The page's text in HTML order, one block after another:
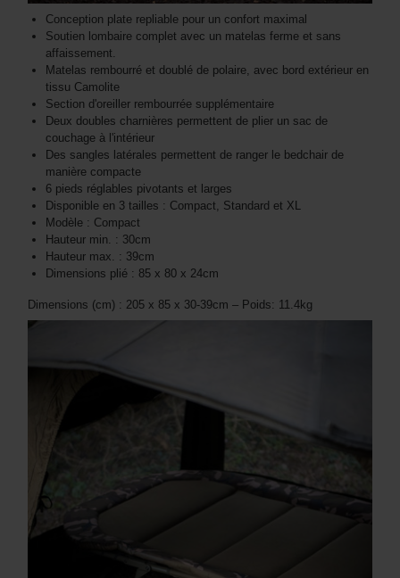
Conception plate repliable pour un confort maximal
Soutien lombaire complet avec un matelas ferme et sans
affaissement.
Matelas rembourré et doublé de polaire, avec bord extérieur en
tissu Camolite
Section d'oreiller rembourrée supplémentaire
Deux doubles charnières permettent de plier un sac de
couchage à l'intérieur
Des sangles latérales permettent de ranger le bedchair de
manière compacte
6 pieds réglables pivotants et larges
Disponible en 3 tailles : Compact, Standard et XL
Modèle : Compact
Hauteur min. : 30cm
Hauteur max. : 39cm
Dimensions plié : 85 x 80 x 24cm
Dimensions (cm) : 205 x 85 x 30-39cm – Poids: 11.4kg